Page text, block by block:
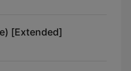
[Extended]